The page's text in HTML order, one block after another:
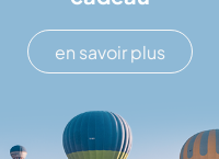
en savoir plus